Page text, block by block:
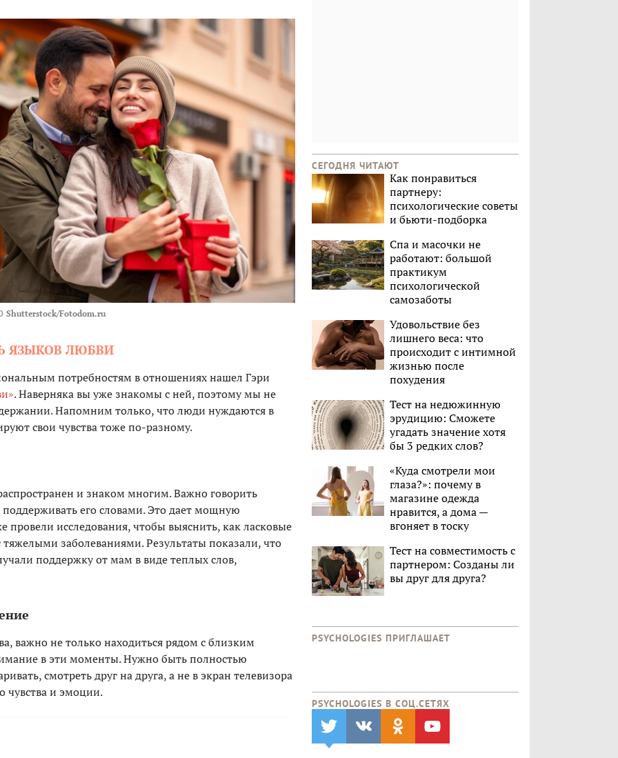
Shutterstock/Fotodom.ru
ЯЗЫКОВ ЛЮБВИ
потребностям в отношениях нашел Гэри
. Наверняка вы уже знакомы с ней, поэтому мы не
Напомним только, что люди нуждаются в
свои чувства тоже по-разному.
и знаком многим. Важно говорить
его словами. Это дает мощную
исследования, чтобы выяснить, как ласковые
заболеваниями. Результаты показали, что
поддержку от мам в виде теплых слов,
важно не только находиться рядом с близким
в эти моменты. Нужно быть полностью
смотреть друг на друга, а не в экран телевизора
чувства и эмоции.
СЕГОДНЯ ЧИТАЮТ
Как понравиться
партнеру:
психологические советы
и бьюти-подборка
Спа и масочки не
работают: большой
практикум
психологической
самозаботы
Удовольствие без
лишнего веса: что
происходит с интимной
жизнью после
похудения
Тест на недюжинную
эрудицию: Сможете
угадать значение хотя
бы 3 редких слов?
«Куда смотрели мои
глаза?»: почему в
магазине одежда
нравится, а дома —
вгоняет в тоску
Тест на совместимость с
партнером: Созданы ли
вы друг для друга?
PSYCHOLOGIES ПРИГЛАШАЕТ
PSYCHOLOGIES В CОЦ.СЕТЯХ